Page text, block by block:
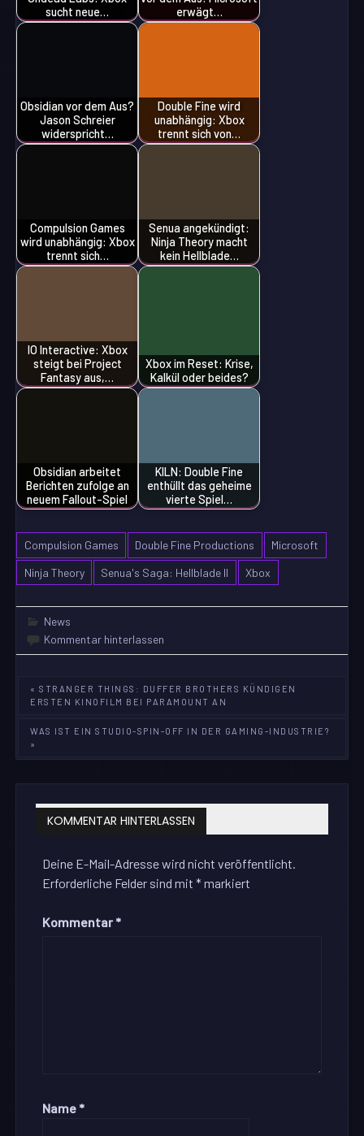
sucht neue…
erwägt…
Obsidian vor dem Aus?
Jason Schreier
widerspricht…
Double Fine wird
unabhängig: Xbox
trennt sich von…
Compulsion Games
wird unabhängig: Xbox
trennt sich…
Senua angekündigt:
Ninja Theory macht
kein Hellblade…
IO Interactive: Xbox
steigt bei Project
Fantasy aus,…
Xbox im Reset: Krise,
Kalkül oder beides?
Obsidian arbeitet
Berichten zufolge an
neuem Fallout-Spiel
KILN: Double Fine
enthüllt das geheime
vierte Spiel…
Compulsion Games Double Fine Productions
Microsoft
Ninja Theory
Senua's Saga: Hellblade II Xbox
News
Kommentar hinterlassen
Beitragsnavigation
« STRANGER THINGS: DUFFER BROTHERS KÜNDIGEN
ERSTEN KINOFILM BEI PARAMOUNT AN
WAS IST EIN STUDIO-SPIN-OFF IN DER GAMING-INDUSTRIE?
»
KOMMENTAR HINTERLASSEN
Deine E-Mail-Adresse wird nicht veröffentlicht.
Erforderliche Felder sind mit*markiert
Kommentar *
Name *